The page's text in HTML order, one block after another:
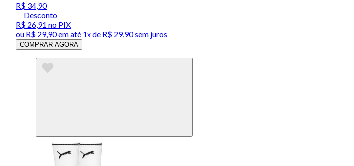
R$ 34,90
Desconto
R$ 26,91 no PIX
ou R$ 29,90em até 1x de R$ 29,90sem juros
COMPRAR AGORA